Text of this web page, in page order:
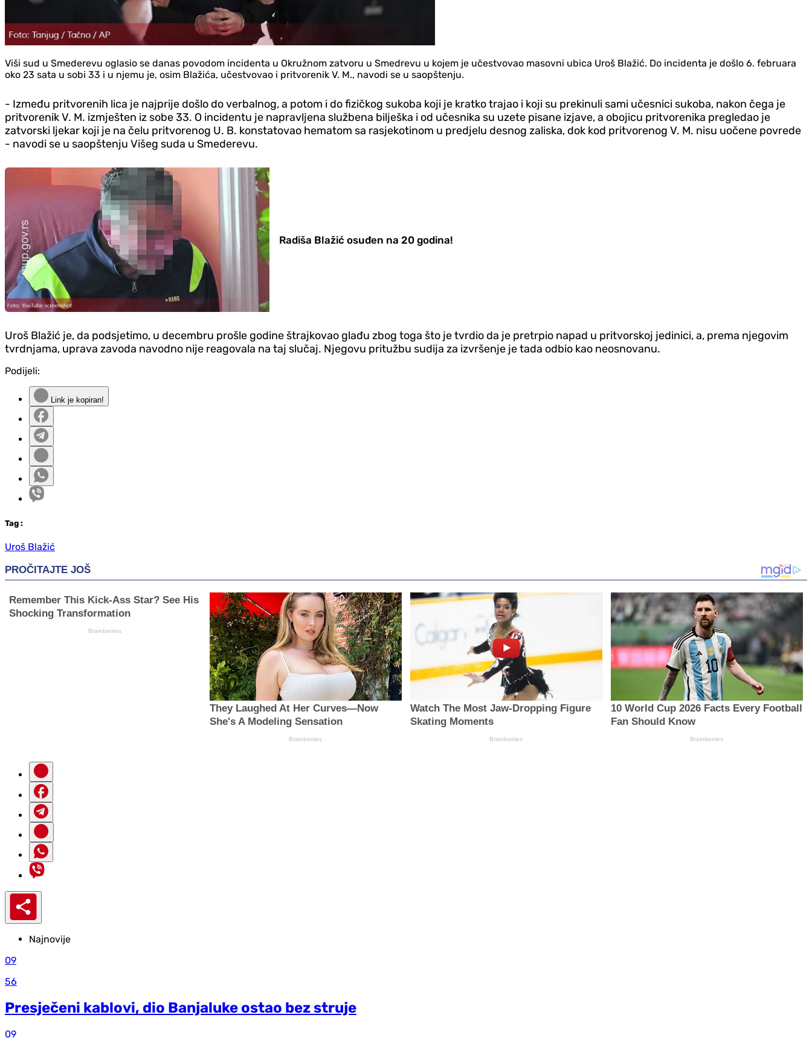
Viši sud u Smederevu oglasio se danas povodom incidenta u Okružnom zatvoru u Smedrevu u kojem je učestvovao masovni ubica Uroš Blažić. Do incidenta je došlo 6. februara
oko 23 sata u sobi 33 i u njemu je, osim Blažića, učestvovao i pritvorenik V. M., navodi se u saopštenju.
- Između pritvorenih lica je najprije došlo do verbalnog, a potom i do fizičkog sukoba koji je kratko trajao i koji su prekinuli sami učesnici sukoba, nakon čega je
pritvorenik V. M. izmješten iz sobe 33. O incidentu je napravljena službena bilješka i od učesnika su uzete pisane izjave, a obojicu pritvorenika pregledao je
zatvorski ljekar koji je na čelu pritvorenog U. B. konstatovao hematom sa rasjekotinom u predjelu desnog zaliska, dok kod pritvorenog V. M. nisu uočene povrede
- navodi se u saopštenju Višeg suda u Smederevu.
Radiša Blažić osuđen na 20 godina!
Uroš Blažić je, da podsjetimo, u decembru prošle godine štrajkovao glađu zbog toga što je tvrdio da je pretrpio napad u pritvorskoj jedinici, a, prema njegovim
tvrdnjama, uprava zavoda navodno nije reagovala na taj slučaj. Njegovu pritužbu sudija za izvršenje je tada odbio kao neosnovanu.
Podijeli:
Link je kopiran!
Tag :
Uroš Blažić
Najnovije
09
56
Presječeni kablovi, dio Banjaluke ostao bez struje
09